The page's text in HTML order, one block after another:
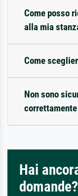
Come posso
alla mia
Come
Non sono
Hai
domande?